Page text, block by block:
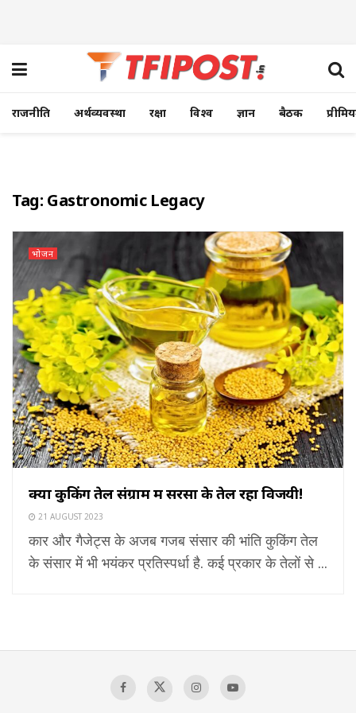
राजनीति अर्थव्यवस्था रक्षा विश्व ज्ञान बैठक
Tag: Gastronomic Legacy
भोजन
क्यों कुकिंग तेल संग्राम में सरसों के तेल रहा विजयी!
21 AUGUST 2023
कार और गैजेट्स के अजब गजब संसार की भांति कुकिंग तेल
के संसार में भी भयंकर प्रतिस्पर्धा है. कई प्रकार के तेलों से ...